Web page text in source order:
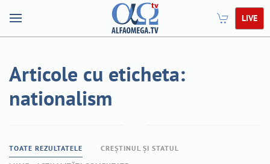
LIVE
Articole cu eticheta:
nationalism
TOATE REZULTATELE
CREȘTINUL ȘI STATUL